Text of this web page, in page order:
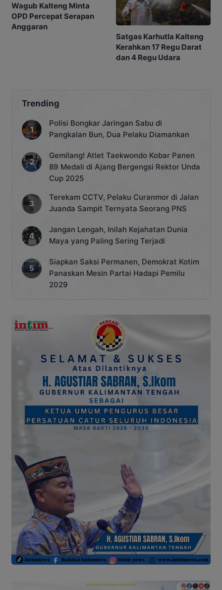
Wagub Kalteng Minta
OPD Percepat Serapan
Anggaran
Satgas Karhutla Kalteng
Kerahkan 17 Regu Darat
dan 4 Regu Udara
Trending
Polisi Bongkar Jaringan Sabu di
Pangkalan Bun, Dua Pelaku Diamankan
Gemilang! Atlet Taekwondo Kobar Panen
89 Medali di Ajang Bergengsi Rektor Unda
Cup 2025
Terekam CCTV, Pelaku Curanmor di Jalan
Juanda Sampit Ternyata Seorang PNS
Jangan Lengah, Inilah Kejahatan Dunia
Maya yang Paling Sering Terjadi
Siapkan Saksi Permanen, Demokrat Kotim
Panaskan Mesin Partai Hadapi Pemilu
2029